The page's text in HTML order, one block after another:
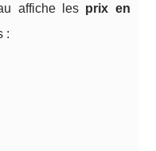
affiche les prix en
: